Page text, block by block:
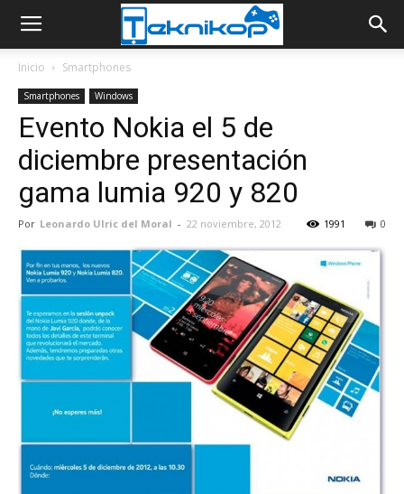
Inicio Smartphones
Smartphones Windows
Evento Nokia el 5 de
diciembre presentación
gama lumia 920 y 820
Por Leonardo Ulric del Moral - 22 noviembre, 2012 0
1991